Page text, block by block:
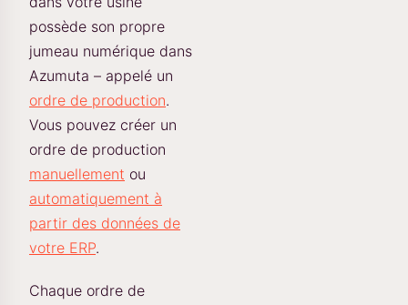
possède son propre
jumeau numérique dans
Azumuta – appelé un
ordre de production.
Vous pouvez créer un
ordre de production
manuellement ou
automatiquement à
partir des données de
votre ERP.
Chaque ordre de